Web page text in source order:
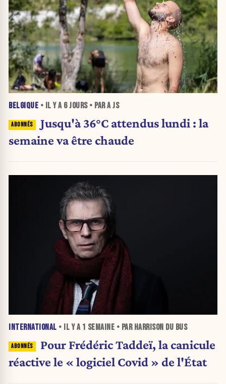
BELGIQUE • IL Y A 6 JOURS• PAR A JS
Jusqu'à 36°C attendus lundi : la
semaine va être chaude
INTERNATIONAL • IL Y A 1 SEMAINE • PAR HARRISON DU BUS
Pour Frédéric Taddeï, la canicule
réactive le « logiciel Covid » de l'État